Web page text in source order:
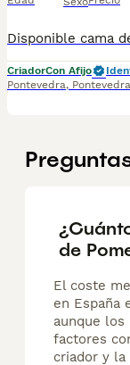
CriadorCon Afijo
Pontevedra, Pontevedra
de
El coste
en España
aunque los
factores
criador y la